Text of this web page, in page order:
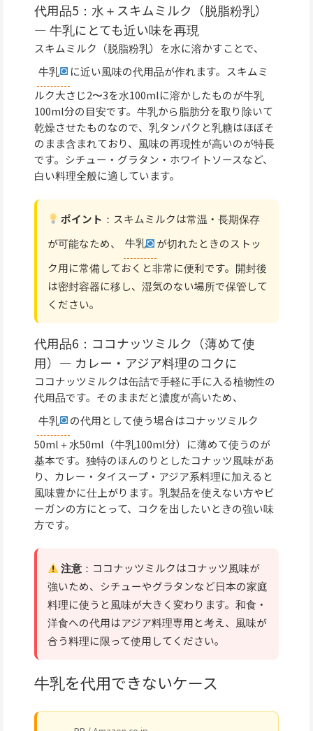
代用品5：水＋スキムミルク（脱脂粉乳）
— 牛乳にとても近い味を再現
スキムミルク（脱脂粉乳）を水に溶かすことで、
牛乳
に近い風味の代用品が作れます。スキムミ
ルク大さじ2〜3を水100mlに溶かしたものが牛乳
100ml分の目安です。牛乳から脂肪分を取り除いて
乾燥させたものなので、乳タンパクと乳糖はほぼそ
のまま含まれており、風味の再現性が高いのが特長
です。シチュー・グラタン・ホワイトソースなど、
白い料理全般に適しています。
ポイント ：スキムミルクは常温・長期保存
が可能なため、
牛乳
が切れたときのストッ
ク用に常備しておくと非常に便利です。開封後
は密封容器に移し、湿気のない場所で保管して
ください。
代用品6：ココナッツミルク（薄めて使
用）— カレー・アジア料理のコクに
ココナッツミルクは缶詰で手軽に手に入る植物性の
代用品です。そのままだと濃度が高いため、
牛乳
の代用として使う場合はコナッツミルク
50ml＋水50ml（牛乳100ml分）に薄めて使うのが
基本です。独特のほんのりとしたコナッツ風味があ
り、カレー・タイスープ・アジア系料理に加えると
風味豊かに仕上がります。乳製品を使えない方やビ
ーガンの方にとって、コクを出したいときの強い味
方です。
注意 ：ココナッツミルクはコナッツ風味が
強いため、シチューやグラタンなど日本の家庭
料理に使うと風味が大きく変わります。和食・
洋食への代用はアジア料理専用と考え、風味が
合う料理に限って使用してください。
牛乳を代用できないケース